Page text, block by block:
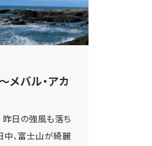
メバル・アカ
昨日の強風も落ち
中、富士山が綺麗